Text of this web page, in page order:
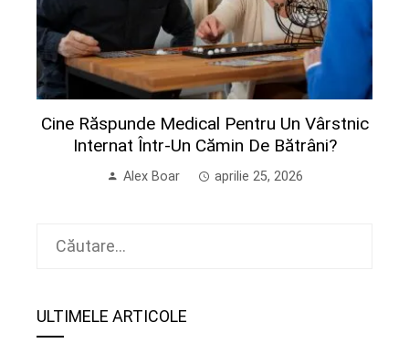
Cine Răspunde Medical Pentru Un Vârstnic
Internat Într-Un Cămin De Bătrâni?
Alex Boar aprilie 25, 2026
Caută
ULTIMELE ARTICOLE